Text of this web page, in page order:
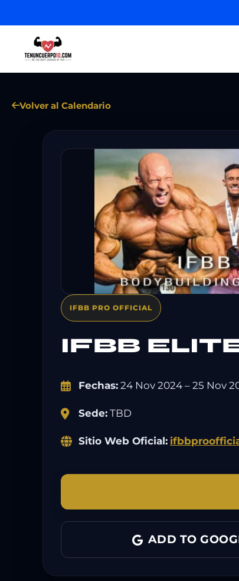
Volver al Calendario
IFBB PRO OFFICIAL
IFBB
Fechas: 24 Nov 2024 – 25 Nov
Sede: TBD
Sitio Web Oficial:
ADD TO